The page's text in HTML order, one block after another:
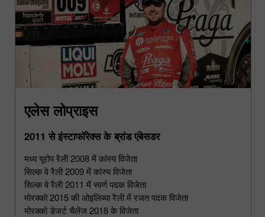
एलेस लोप्राइस
2011 से इंस्टाफॉरेक्स के ब्रांड एंबेसडर
मध्य यूरोप रैली 2008 में कांस्य विजेता
सिल्क वे रैली 2009 में कांस्य विजेता
सिल्क वे रैली 2011 में स्वर्ण पदक विजेता
मोरक्को 2015 की ओइलिब्या रैली में रजत पदक विजेता
मोरक्को डेजर्ट चैलेंज 2018 के विजेता